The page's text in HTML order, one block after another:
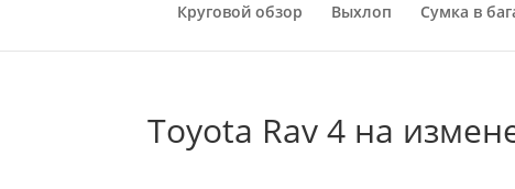
Круговой обзор Выхлоп Сумка в
Toyota Rav 4 на